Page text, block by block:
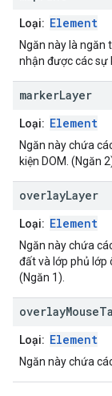
Loại: Element
Ngăn này là ngăn
nhận được các sự
markerLayer
Loại: Element
Ngăn này chứa
kiện DOM. (Ngăn
overlayLayer
Loại: Element
Ngăn này chứa
đất và lớp phủ lớp
(Ngăn 1).
overlayMouse
Loại: Element
Ngăn này chứa